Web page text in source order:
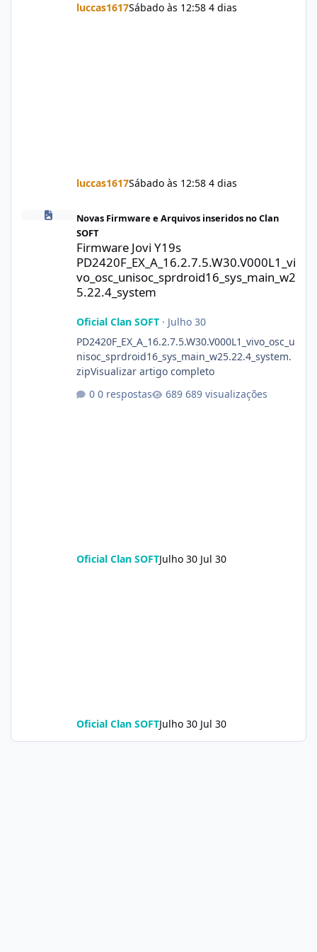
luccas1617Sábado às 12:58 4 dias
luccas1617Sábado às 12:58 4 dias
Firmware Jovi Y19s
Novas Firmware e Arquivos inseridos no Clan
SOFT
Firmware Jovi Y19s
PD2420F_EX_A_16.2.7.5.W30.V000L1_vi
vo_osc_unisoc_sprdroid16_sys_main_w2
5.22.4_system
Oficial Clan SOFT· Julho 30
PD2420F_EX_A_16.2.7.5.W30.V000L1_vivo_osc_u
nisoc_sprdroid16_sys_main_w25.22.4_system.
zipVisualizar artigo completo
0 respostas
689 visualizações
Oficial Clan SOFTJulho 30 Jul 30
Oficial Clan SOFTJulho 30 Jul 30